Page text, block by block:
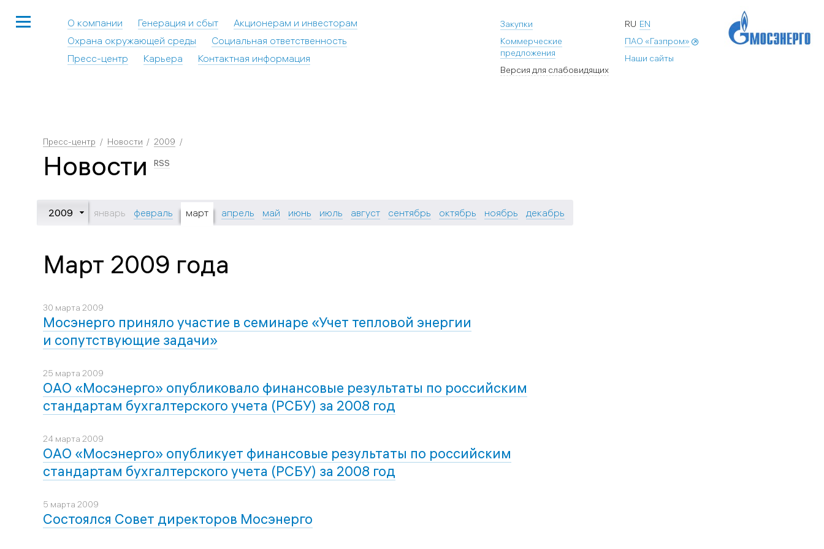
О компании Генерация и сбыт
Акционерам и инвесторам
Охрана окружающей среды
Социальная ответственность
Пресс-центр
Карьера Контактная информация
RU EN
ПАО «Газпром»
Наши сайты
Закупки
Коммерческие
предложения
Версия для слабовидящих
Пресс-центр Новости 2009
Новости RSS
2009 январь февраль март апрель май июнь июль август сентябрь октябрь ноябрь декабрь
Март 2009 года
30 марта 2009
Мосэнерго приняло участие в семинаре «Учет тепловой энергии
и сопутствующие задачи»
25 марта 2009
ОАО «Мосэнерго» опубликовало финансовые результаты по российским
стандартам бухгалтерского учета (РСБУ) за 2008 год
24 марта 2009
ОАО «Мосэнерго» опубликует финансовые результаты по российским
стандартам бухгалтерского учета (РСБУ) за 2008 год
5 марта 2009
Состоялся Совет директоров Мосэнерго